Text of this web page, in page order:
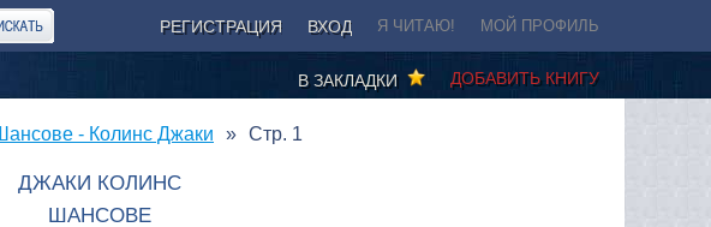
РЕГИСТРАЦИЯ ВХОД Я ЧИТАЮ! МОЙ ПРОФИЛЬ
ДОБАВИТЬ КНИГУ
В ЗАКЛАДКИ
- Колинс Джаки Стр. 1
ДЖАКИ КОЛИНС
ШАНСОВЕ